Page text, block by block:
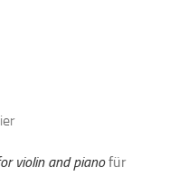
violin and piano für